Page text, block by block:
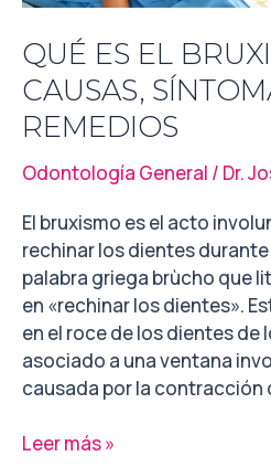
QUÉ ES EL
CAUSAS,
REMEDIOS
Odontología General / Dr.
El bruxismo es el acto
rechinar los dientes durante
palabra griega brùcho que
en «rechinar los dientes».
en el roce de los dientes de
asociado a una ventana
causada por la contracción
Leer más »